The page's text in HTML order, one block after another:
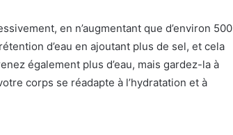
en n’augmentant que d’environ 500
d’eau en ajoutant plus de sel, et cela
également plus d’eau, mais gardez-la à
corps se réadapte à l’hydratation et à